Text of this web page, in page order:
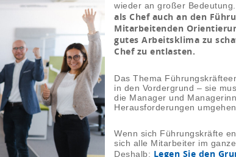
wieder an großer Bedeutung.
als Chef auch an den
Mitarbeitenden
gutes Arbeitsklima zu
Chef zu entlasten.
Das Thema
in den Vordergrund – sie
die Manager und
Herausforderungen
Wenn sich Führungskräfte
sich alle Mitarbeiter im
Deshalb: Legen Sie den